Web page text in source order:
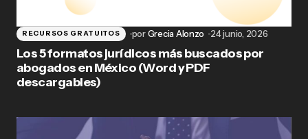
RECURSOS GRATUITOS porGrecia Alonzo 24 junio, 2026
Los 5 formatos jurídicos más buscados por
abogados en México (Word y PDF
descargables)